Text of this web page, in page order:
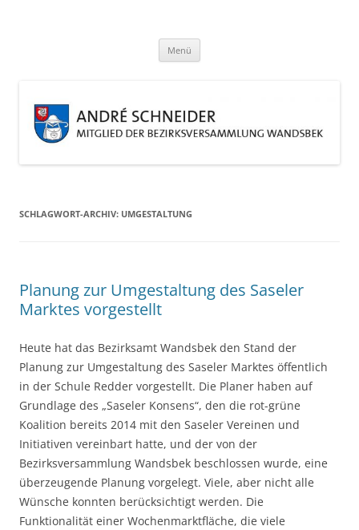
Menü
SCHLAGWORT-ARCHIV: UMGESTALTUNG
Planung zur Umgestaltung des Saseler
Marktes vorgestellt
Heute hat das Bezirksamt Wandsbek den Stand der
Planung zur Umgestaltung des Saseler Marktes öffentlich
in der Schule Redder vorgestellt. Die Planer haben auf
Grundlage des „Saseler Konsens“, den die rot-grüne
Koalition bereits 2014 mit den Saseler Vereinen und
Initiativen vereinbart hatte, und der von der
Bezirksversammlung Wandsbek beschlossen wurde, eine
überzeugende Planung vorgelegt. Viele, aber nicht alle
Wünsche konnten berücksichtigt werden. Die
Funktionalität einer Wochenmarktfläche, die viele